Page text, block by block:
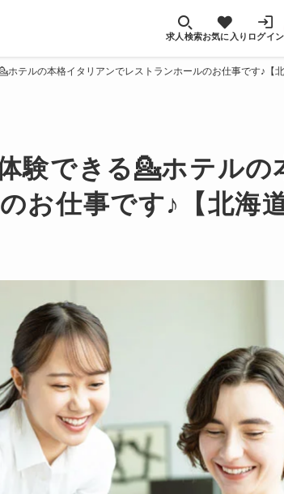
求人検索お気に入り ログイン
ホテルの本格イタリアンでレストランホールのお仕事です♪【北
験できる💁ホテル
お仕事です♪【北海